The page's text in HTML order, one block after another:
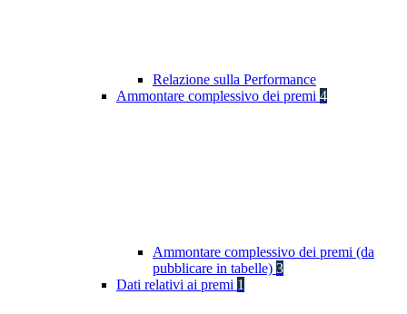
Relazione sulla Performance
Ammontare complessivo dei premi 4
Ammontare complessivo dei premi (da
pubblicare in tabelle) 3
Dati relativi ai premi 1